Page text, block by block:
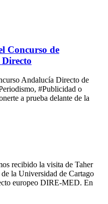
Concurso de
Andalucía Directo de
#Publicidad o
a prueba delante de la
recibido la visita de Taher
la Universidad de Cartago
europeo DIRE-MED. En